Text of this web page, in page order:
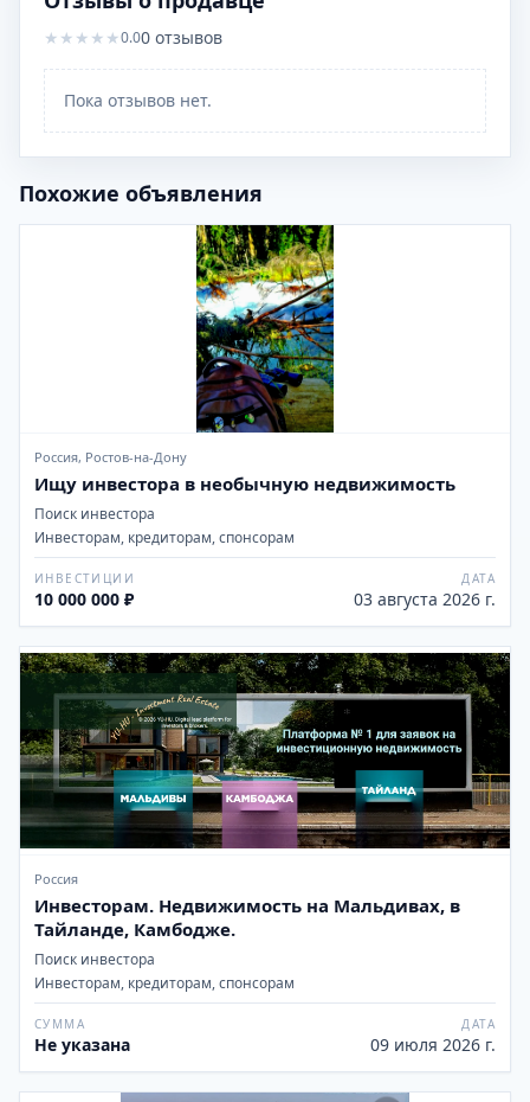
★ ★ ★ ★ ★0.00 отзывов
Пока отзывов нет.
Похожие объявления
Россия, Ростов-на-Дону
Ищу инвестора в необычную недвижимость
Поиск инвестора
Инвесторам, кредиторам, спонсорам
ИНВЕСТИЦИИ
10 000 000 ₽
ДАТА
03 августа 2026 г.
Россия
Инвесторам. Недвижимость на Мальдивах, в
Тайланде, Камбодже.
Поиск инвестора
Инвесторам, кредиторам, спонсорам
СУММА
Не указана
ДАТА
09 июля 2026 г.